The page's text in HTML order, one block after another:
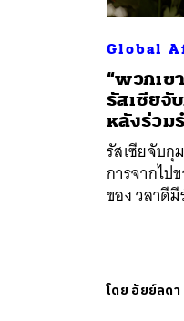
Global
“พวกเข
รัสเซียจั
หลังร่วม
รัสเซียจับกุ
การจากไป
ของ วลาดี
โดย อัยย์ลดา